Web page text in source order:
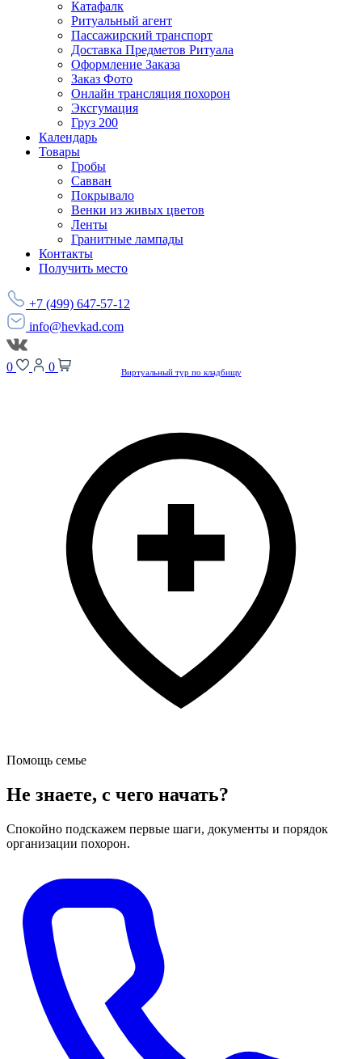
Катафалк
Ритуальный агент
Пассажирский транспорт
Доставка Предметов Ритуала
Оформление Заказа
Заказ Фото
Онлайн трансляция похорон
Эксгумация
Груз 200
Календарь
Товары
Гробы
Савван
Покрывало
Венки из живых цветов
Ленты
Гранитные лампады
Контакты
Получить место
+7 (499) 647-57-12
info@hevkad.com
0 0
Помощь семье
Не знаете, с чего начать?
Спокойно подскажем первые шаги, документы и порядок
организации похорон.
Виртуальный тур по кладбищу